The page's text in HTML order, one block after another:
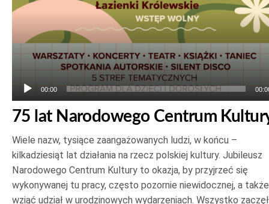
00:00
75 lat Narodowego Centrum
Wiele nazw, tysiące zaangażowanych ludzi, w końcu –
kilkadziesiąt lat działania na rzecz polskiej kultury. Jubileusz
Narodowego Centrum Kultury to okazja, by przyjrzeć się
wykonywanej tu pracy, często pozornie niewidocznej, a także
wziąć udział w urodzinowych wydarzeniach. Wszystko